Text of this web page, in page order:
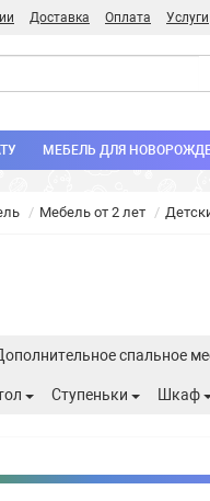
Доставка Оплата Услуги
МЕБЕЛЬ ДЛЯ
Мебель от 2 лет
спальное
Ступеньки Шкаф